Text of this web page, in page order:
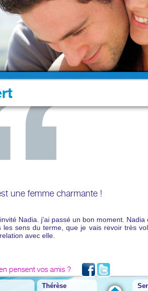
une femme charmante !
Nadia. j'ai passé un bon moment.
les sens du terme, que je vais revoir très
avec elle.
pensent vos amis ?
Thérèse